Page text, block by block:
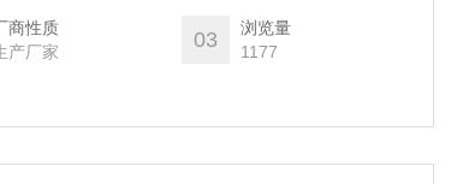
商性质
产厂家
03
浏览量
1177